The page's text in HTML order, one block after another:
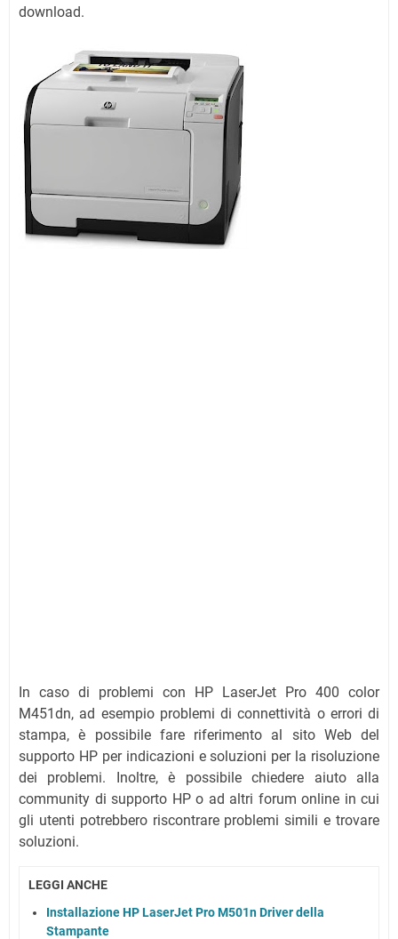
download.
In caso di problemi con HP LaserJet Pro 400 color
M451dn, ad esempio problemi di connettività o errori di
stampa, è possibile fare riferimento al sito Web del
supporto HP per indicazioni e soluzioni per la risoluzione
dei problemi. Inoltre, è possibile chiedere aiuto alla
community di supporto HP o ad altri forum online in cui
gli utenti potrebbero riscontrare problemi simili e trovare
soluzioni.
LEGGI ANCHE
Installazione HP LaserJet Pro M501n Driver della
Stampante